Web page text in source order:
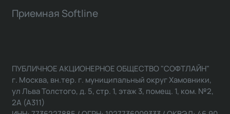
Приемная Softline
ПУБЛИЧНОЕ АКЦИОНЕРНОЕ ОБЩЕСТВО "СОФТЛАЙН"
г. Москва, вн.тер. г. муниципальный округ Хамовники,
ул Льва Толстого, д. 5, стр. 1, этаж 3, помещ. 1, ком. №2,
2А (А311)